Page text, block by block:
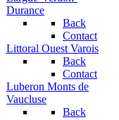
Durance
Back
Contact
Littoral Ouest Varois
Back
Contact
Luberon Monts de
Vaucluse
Back